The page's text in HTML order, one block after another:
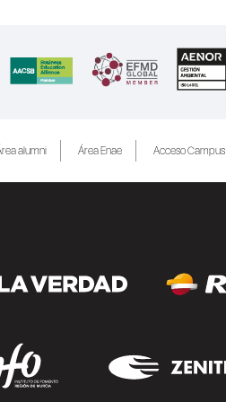
alumni Área Enae Acceso Campus